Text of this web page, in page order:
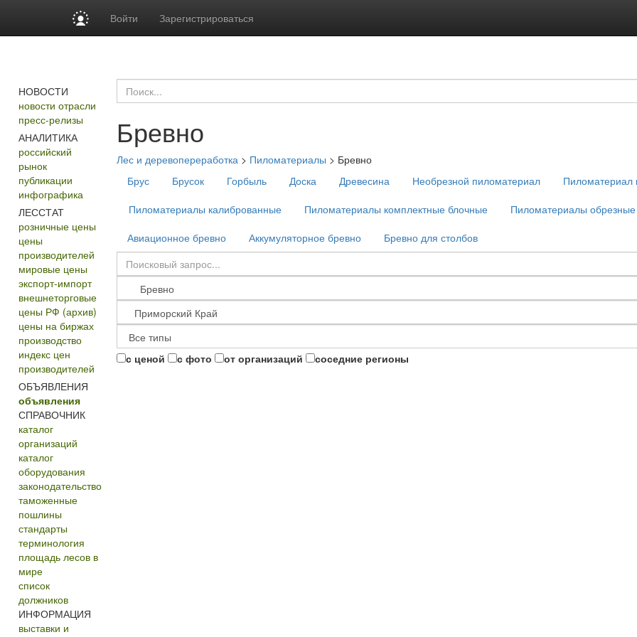
Войти Зарегистрироваться
НОВОСТИ
новости отрасли
пресс-релизы
АНАЛИТИКА
российский
рынок
публикации
инфографика
ЛЕССТАТ
розничные цены
цены
производителей
мировые цены
экспорт-импорт
внешнеторговые
цены РФ (архив)
цены на биржах
производство
индекс цен
производителей
ОБЪЯВЛЕНИЯ
объявления
СПРАВОЧНИК
каталог
организаций
каталог
оборудования
законодательство
таможенные
пошлины
стандарты
терминология
площадь лесов в
мире
список
должников
ИНФОРМАЦИЯ
выставки и
Бревно
Лес и деревопереработка> Пиломатериалы > Бревно
Брус
Брусок Горбыль Доска Древесина Необрезной пиломатериал
Пиломатериал
Пиломатериалы калиброванные
Пиломатериалы комплектные блочные
Пиломатериалы обрезные
Авиационное бревно
Аккумуляторное бревно Бревно для столбов
с ценой с фото от организаций соседние регионы